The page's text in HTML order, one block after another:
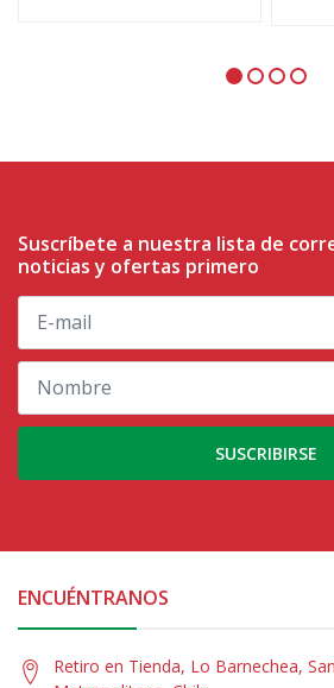
Suscríbete a nuestra lista de
noticias y ofertas primero
SUSCRIBIRSE
ENCUÉNTRANOS
Retiro en Tienda, Lo Barnechea,